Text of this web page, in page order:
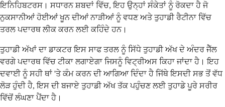
ਇਨਿਹਿਬਟਰਸ। ਸਧਾਰਨ ਸ਼ਬਦਾਂ ਵਿੱਚ, ਇਹ ਉਨ੍ਹਾਂ ਸੰਕੇਤਾਂ ਨੂੰ ਰੋਕਦਾ ਹੈ ਜੋ
ਨੁਕਸਾਨੀਆਂ ਹੋਈਆਂ ਖੂਨ ਦੀਆਂ ਨਾੜੀਆਂ ਨੂੰ ਵਧਣ ਅਤੇ ਤੁਹਾਡੀ ਰੈਟੀਨਾ ਵਿੱਚ
ਤਰਲ ਪਦਾਰਥ ਲੀਕ ਕਰਨ ਲਈ ਕਹਿੰਦੇ ਹਨ।
ਤੁਹਾਡੀ ਅੱਖਾਂ ਦਾ ਡਾਕਟਰ ਇਸ ਸਾਫ ਤਰਲ ਨੂੰ ਸਿੱਧੇ ਤੁਹਾਡੀ ਅੱਖ ਦੇ ਅੰਦਰ ਜੈੱਲ
ਵਰਗੇ ਪਦਾਰਥ ਵਿੱਚ ਟੀਕਾ ਲਗਾਏਗਾ ਜਿਸਨੂੰ ਵਿਟ੍ਰੀਅਸ ਕਿਹਾ ਜਾਂਦਾ ਹੈ। ਇਹ
ਦਵਾਈ ਨੂੰ ਸਹੀ ਥਾਂ 'ਤੇ ਕੰਮ ਕਰਨ ਦੀ ਆਗਿਆ ਦਿੰਦਾ ਹੈ ਜਿੱਥੇ ਇਸਦੀ ਸਭ ਤੋਂ ਵੱਧ
ਲੋੜ ਹੁੰਦੀ ਹੈ, ਇਸ ਦੀ ਬਜਾਏ ਤੁਹਾਡੀ ਅੱਖ ਤੱਕ ਪਹੁੰਚਣ ਲਈ ਤੁਹਾਡੇ ਪੂਰੇ ਸਰੀਰ
ਵਿੱਚੋਂ ਲੰਘਣਾ ਪੈਂਦਾ ਹੈ।